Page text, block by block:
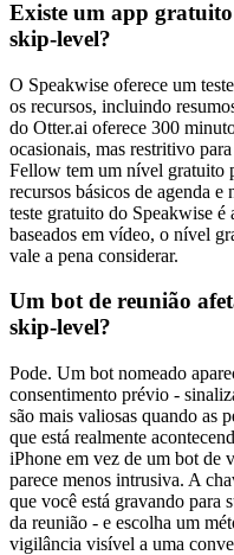
Existe um app
skip-level?
O Speakwise oferece um
os recursos, incluindo
do Otter.ai oferece 300
ocasionais, mas restritivo
Fellow tem um nível gratuito
recursos básicos de agenda
teste gratuito do Speakwise
baseados em vídeo, o nível
vale a pena considerar.
Um bot de reunião
skip-level?
Pode. Um bot nomeado
consentimento prévio -
são mais valiosas quando as
que está realmente
iPhone em vez de um bot de
parece menos intrusiva. A
que você está gravando para
da reunião - e escolha um
vigilância visível a uma